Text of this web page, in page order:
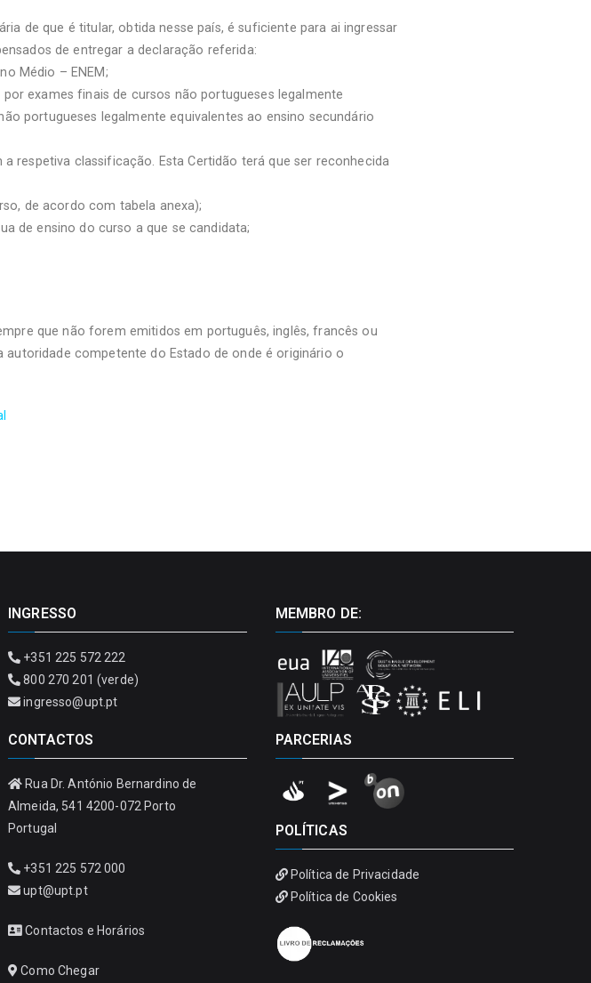
de que é titular, obtida nesse país, é suficiente para ai ingressar
de entregar a declaração referida:
Médio – ENEM;
exames finais de cursos não portugueses legalmente
portugueses legalmente equivalentes ao ensino secundário
respetiva classificação. Esta Certidão terá que ser reconhecida
de acordo com tabela anexa);
de ensino do curso a que se candidata;
que não forem emitidos em português, inglês, francês ou
competente do Estado de onde é originário o
INGRESSO
+351 225 572 222
800 270 201 (verde)
ingresso@upt.pt
CONTACTOS
Rua Dr. António Bernardino de
Almeida, 541 4200-072 Porto
Portugal
+351 225 572 000
upt@upt.pt
Contactos e Horários
Como Chegar
MEMBRO DE:
PARCERIAS
POLÍTICAS
Política de Privacidade
Política de Cookies